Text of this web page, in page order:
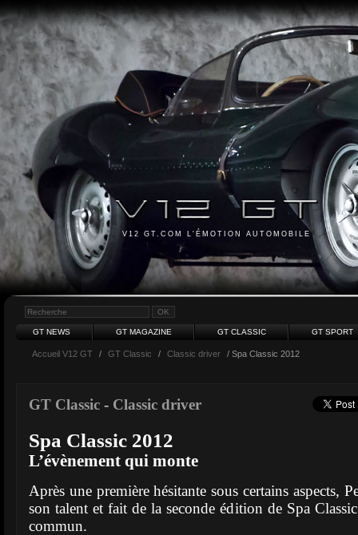
V12 GT.COM L'ÉMOTION AUTOMOBILE
GT NEWS GT MAGAZINE GT CLASSIC GT SPORT
Accueil V12 GT / GT Classic / Classic driver / Spa Classic 2012
GT Classic - Classic driver
Spa Classic 2012
L’évènement qui monte
Après une première hésitante sous certains aspects,
son talent et fait de la seconde édition de Spa
commun.